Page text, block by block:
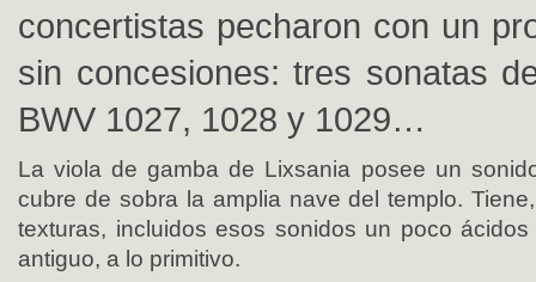
concertistas pecharon con un
sin concesiones: tres sonatas
BWV 1027, 1028 y 1029…
La viola de gamba de Lixsania posee un
cubre de sobra la amplia nave del templo.
texturas, incluidos esos sonidos un poco
antiguo, a lo primitivo.